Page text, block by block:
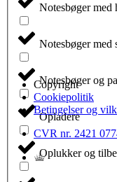
Notesbøger med
Notesbøger med
Notesbøger og
Opladere
Oplukker og
Copyright
Cookiepolitik
Betingelser og
CVR nr. 2421